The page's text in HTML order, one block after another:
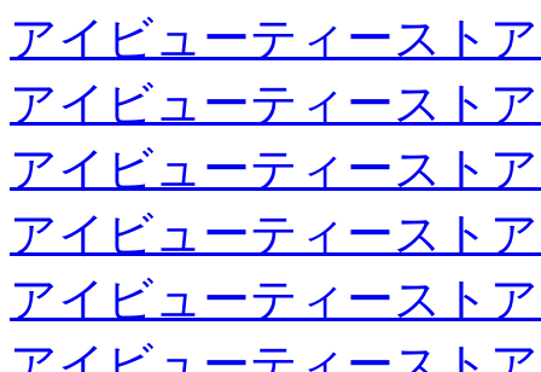
アイビューティースト
アイビューティースト
アイビューティースト
アイビューティースト
アイビューティースト